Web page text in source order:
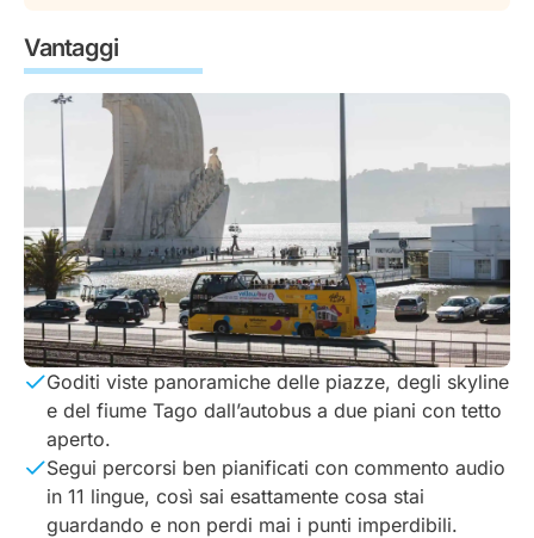
Vantaggi
Goditi viste panoramiche delle piazze, degli skyline
e del fiume Tago dall’autobus a due piani con tetto
aperto.
Segui percorsi ben pianificati con commento audio
in 11 lingue, così sai esattamente cosa stai
guardando e non perdi mai i punti imperdibili.